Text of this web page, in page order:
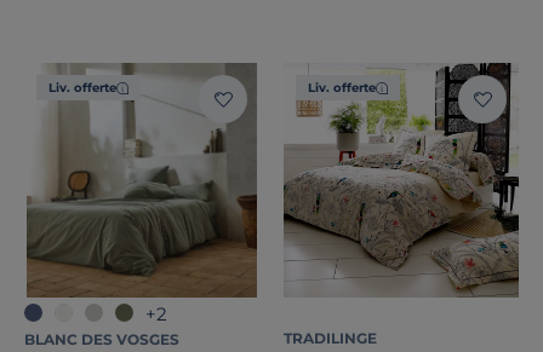
Liv. offerte
+2
BLANC DES VOSGES
Liv. offerte
TRADILINGE